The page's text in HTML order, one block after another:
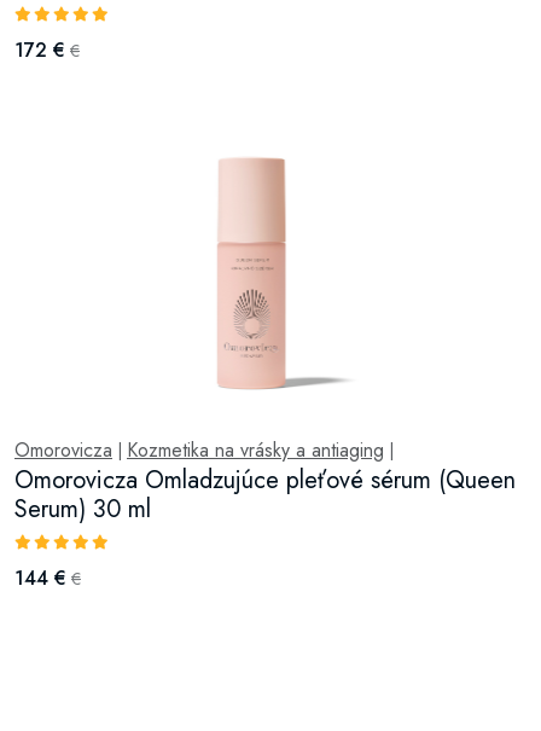
172 € €
Omorovicza Kozmetika na vrásky a antiaging
Omorovicza Omladzujúce pleťové sérum (Queen
Serum) 30 ml
144 € €